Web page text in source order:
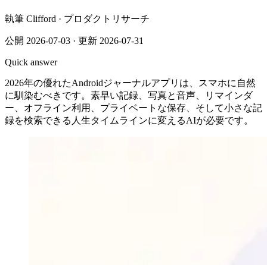
執筆 Clifford · プロダクトリサーチ
公開 2026-07-03 · 更新 2026-07-31
Quick answer
2026年の優れたAndroidジャーナルアプリは、スマホに自然
に馴染むべきです。素早い記録、写真と音声、リマインダ
ー、オフライン利用、プライベートな保存、そして小さな記
録を検索できる人生タイムラインに変えるAIが必要です。